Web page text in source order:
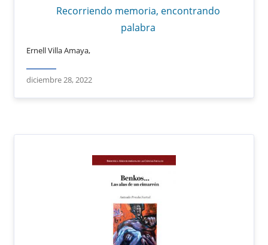
Recorriendo memoria, encontrando
palabra
Ernell Villa Amaya,
diciembre 28, 2022